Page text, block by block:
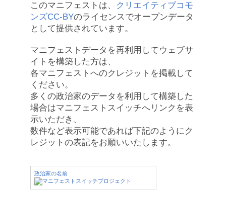
このマニフェストは、
クリエイティブコモ
ンズCC-BYのライセンスでオープンデータ
として提供されています。
マニフェストデータを再利用してウェブサ
イトを構築した方は、
各マニフェストへのクレジットを掲載して
ください。
多くの政治家のデータを利用して構築した
場合はマニフェストスイッチへリンクを表
示いただき、
数件など表示可能であれば下記のようにク
レジットの表記をお願いいたします。
政治家の名前